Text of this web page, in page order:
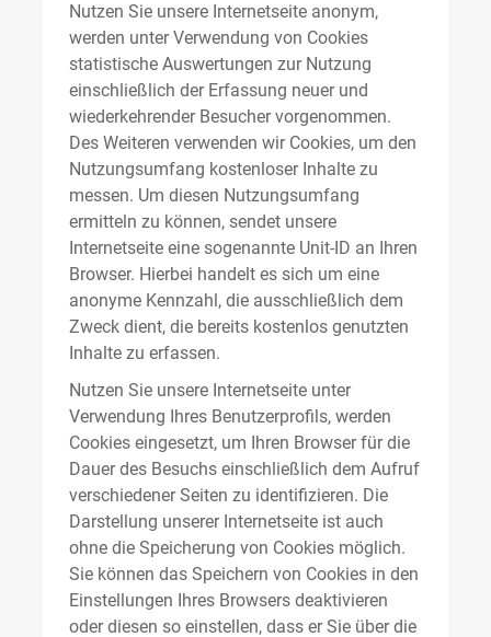
Nutzen Sie unsere Internetseite anonym,
werden unter Verwendung von Cookies
statistische Auswertungen zur Nutzung
einschließlich der Erfassung neuer und
wiederkehrender Besucher vorgenommen.
Des Weiteren verwenden wir Cookies, um den
Nutzungsumfang kostenloser Inhalte zu
messen. Um diesen Nutzungsumfang
ermitteln zu können, sendet unsere
Internetseite eine sogenannte Unit-ID an Ihren
Browser. Hierbei handelt es sich um eine
anonyme Kennzahl, die ausschließlich dem
Zweck dient, die bereits kostenlos genutzten
Inhalte zu erfassen.
Nutzen Sie unsere Internetseite unter
Verwendung Ihres Benutzerprofils, werden
Cookies eingesetzt, um Ihren Browser für die
Dauer des Besuchs einschließlich dem Aufruf
verschiedener Seiten zu identifizieren. Die
Darstellung unserer Internetseite ist auch
ohne die Speicherung von Cookies möglich.
Sie können das Speichern von Cookies in den
Einstellungen Ihres Browsers deaktivieren
oder diesen so einstellen, dass er Sie über die